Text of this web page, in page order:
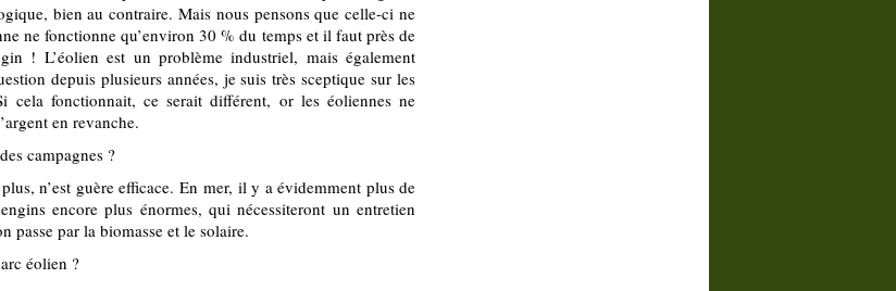
bien au contraire. Mais nous pensons que celle-ci ne
ne fonctionne qu’environ 30 % du temps et il faut près de
! L’éolien est un problème industriel, mais également
depuis plusieurs années, je suis très sceptique sur les
cela fonctionnait, ce serait différent, or les éoliennes ne
en revanche.
campagnes ?
n’est guère efficace. En mer, il y a évidemment plus de
encore plus énormes, qui nécessiteront un entretien
passe par la biomasse et le solaire.
éolien ?